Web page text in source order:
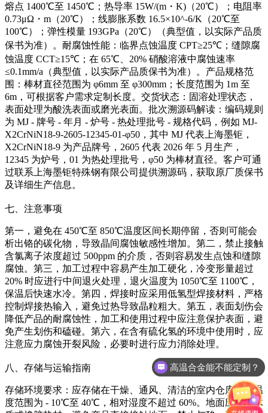
熔点 1400℃至 1450℃；热导率 15W/(m・K)（20℃）；电阻率
0.73μΩ・m（20℃）；线膨胀系数 16.5×10^-6/K（20℃至
100℃）；弹性模量 193GPa（20℃）（典型值，以实际产品质
保书为准）。耐腐蚀性能：临界点蚀温度 CPT≥25℃；缝隙腐
蚀温度 CCT≥15℃；在 65℃、20% 硝酸溶液中腐蚀速率
≤0.1mm/a（典型值，以实际产品质保书为准）。产品规格范
围：棒材直径范围为 φ6mm 至 φ300mm；长度范围为 1m 至
6m，可根据客户需求定制长度。交货状态：固溶处理状态，
表面处理为酸洗表面或磨光表面。批次溯源码解读：编码规则
为 MJ - 牌号 - 年月 - 炉号 - 热处理批号 - 规格代码，例如 MJ-
X2CrNiN18-9-2605-12345-01-φ50，其中 MJ 代表上海墨钜，
X2CrNiN18-9 为产品牌号，2605 代表 2026 年 5 月生产，
12345 为炉号，01 为热处理批号，φ50 为棒材直径。客户可通
过联系上海墨钜特殊钢有限公司提供溯源码，获取原厂质保书
及详细生产信息。
七、注意事项
第一，避免在 450℃至 850℃温度区间长期停留，否则可能会
析出铬的碳化物，导致晶间腐蚀敏感性增加。第二，禁止接触
含氯离子浓度超过 500ppm 的介质，否则容易发生点蚀和缝隙
腐蚀。第三，加工过程中容易产生加工硬化，冷变形量超过
20% 时应进行中间退火处理，退火温度为 1050℃至 1100℃，
保温后快速水冷。第四，焊接时应采用低氢型焊接材料，严格
控制焊接热输入，避免过热导致晶粒粗大。第五，表面划伤会
降低产品的耐腐蚀性，加工和使用过程中应注意保护表面，避
免产生划伤和磕碰。第六，在含有硫化氢的环境中使用时，应
注意应力腐蚀开裂风险，必要时进行应力消除处理。
八、存储与运输指南
存储环境要求：应存储在干燥、通风、清洁的室内仓库中，温
度范围为 - 10℃至 40℃，相对湿度不超过 60%。地面应铺设木
高温合金能不能定制？